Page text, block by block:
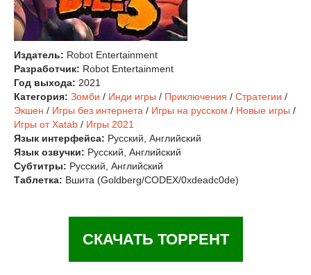
Издатель: Robot Entertainment
Разработчик: Robot Entertainment
Год выхода: 2021
Категория: Зомби / Инди игры / Приключения / Стратегии /
Экшен / Игры без интернета / Игры на русском / Новые игры /
Игры от Xatab / Игры 2021
Язык интерфейса: Русский, Английский
Язык озвучки: Русский, Английский
Субтитры: Русский, Английский
Таблетка: Вшита (Goldberg/CODEX/0xdeadc0de)
СКАЧАТЬ ТОРРЕНТ